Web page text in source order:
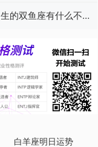
归
的双鱼座有什么不
白羊座明日运势